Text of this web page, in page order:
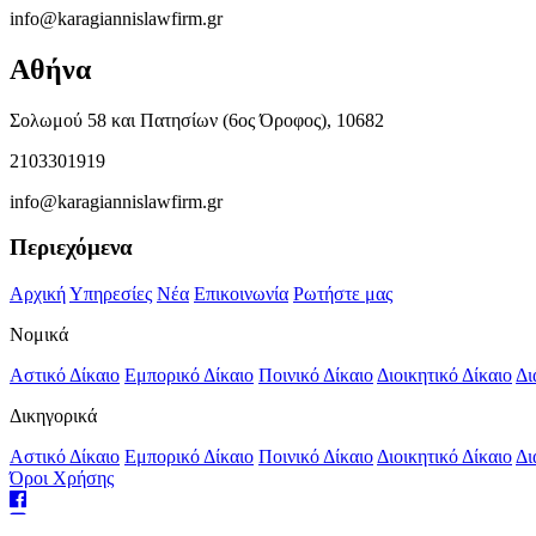
info@karagiannislawfirm.gr
Αθήνα
Σολωμού 58 και Πατησίων (6ος Όροφος), 10682
2103301919
info@karagiannislawfirm.gr
Περιεχόμενα
ΑρχικήΥπηρεσίες Νέα Επικοινωνία Ρωτήστε μας
Νομικά
Αστικό Δίκαιο Εμπορικό Δίκαιο Ποινικό Δίκαιο Διοικητικό Δίκαιο
Δικηγορικά
Αστικό Δίκαιο Εμπορικό Δίκαιο Ποινικό Δίκαιο Διοικητικό Δίκαιο
Όροι Χρήσης